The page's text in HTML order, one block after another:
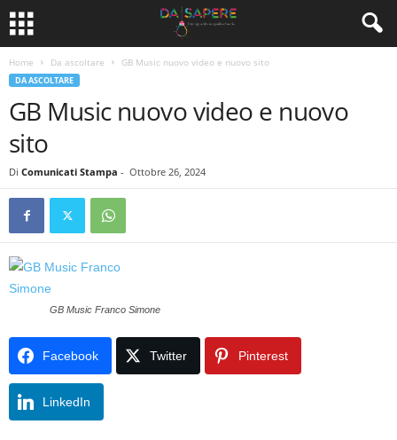
Home Da ascoltare GB Music nuovo video e nuovo sito
DA ASCOLTARE
GB Music nuovo video e nuovo
sito
Di Comunicati Stampa - Ottobre 26, 2024
GB Music Franco Simone
Facebook Twitter Pinterest
LinkedIn